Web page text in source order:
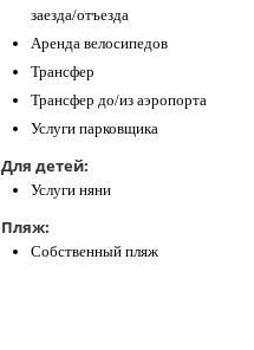
заезда/отъезда
Аренда велосипедов
Трансфер
Трансфер до/из аэропорта
Услуги парковщика
Для детей:
Услуги няни
Пляж:
Собственный пляж